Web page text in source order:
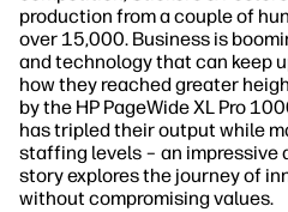
production from a couple of
over 15,000. Business is
and technology that can keep
how they reached greater
by the HP PageWide XL Pro
has tripled their output while
staffing levels – an impressive
story explores the journey of
without compromising values.